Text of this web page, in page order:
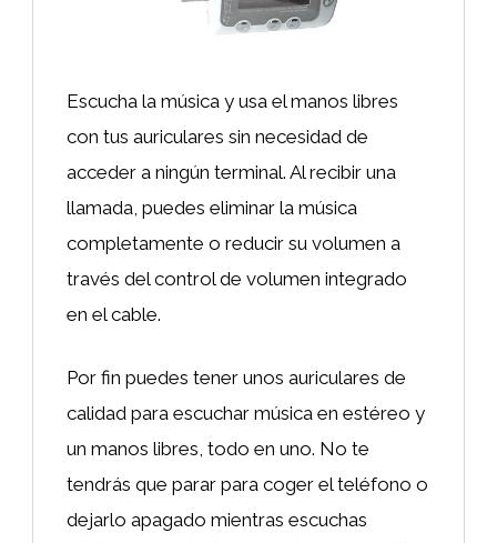
Escucha la música y usa el manos libres
con tus auriculares sin necesidad de
acceder a ningún terminal. Al recibir una
llamada, puedes eliminar la música
completamente o reducir su volumen a
través del control de volumen integrado
en el cable.
Por fin puedes tener unos auriculares de
calidad para escuchar música en estéreo y
un manos libres, todo en uno. No te
tendrás que parar para coger el teléfono o
dejarlo apagado mientras escuchas